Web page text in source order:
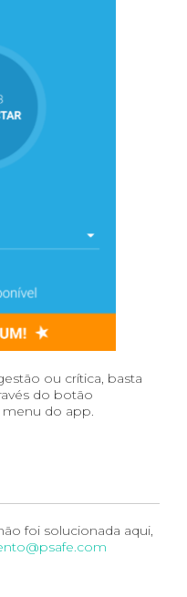
ou crítica, basta
do botão
menu do app.
foi solucionada aqui,